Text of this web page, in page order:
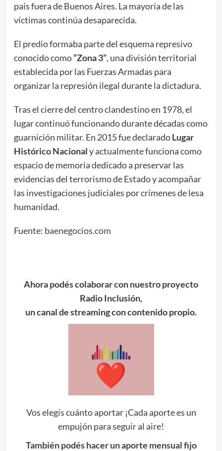
país fuera de Buenos Aires. La mayoría de las
víctimas continúa desaparecida.
El predio formaba parte del esquema represivo
conocido como“Zona 3”, una división territorial
establecida por las Fuerzas Armadas para
organizar la represión ilegal durante la dictadura.
Tras el cierre del centro clandestino en 1978, el
lugar continuó funcionando durante décadas como
guarnición militar. En 2015 fue declaradoLugar
Histórico Nacionaly actualmente funciona como
espacio de memoria dedicado a preservar las
evidencias del terrorismo de Estado y acompañar
las investigaciones judiciales por crímenes de lesa
humanidad.
Fuente: baenegocios.com
Ahora podés colaborar con nuestro proyecto
Radio Inclusión,
un canal de streaming con contenido propio.
Vos elegís cuánto aportar ¡Cada aporte es un
empujón para seguir al aire!
También podés hacer un aporte mensual fijo